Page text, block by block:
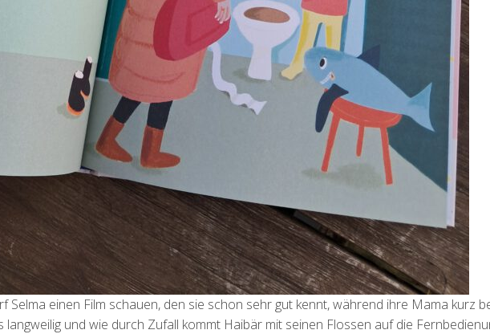
Selma einen Film schauen, den sie schon sehr gut kennt, während ihre Mama kurz
langweilig und wie durch Zufall kommt Haibär mit seinen Flossen auf die